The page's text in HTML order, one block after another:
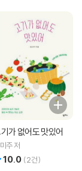
가 없어도 맛있어
주 저
10.0 (2건)